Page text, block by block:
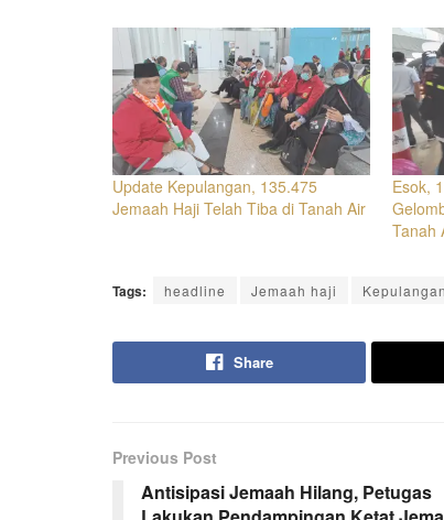
Update Kepulangan, 135.475
Jemaah Haji Telah Tiba di Tanah Air
Esok,
Tanah
Tags: headline Jemaah haji
Share
Previous Post
Antisipasi Jemaah Hilang, Petugas